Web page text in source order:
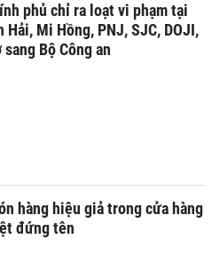
phủ chỉ ra loạt vi phạm tại
Hải, Mi Hồng, PNJ, SJC, DOJI,
Bộ Công an
hàng hiệu giả trong cửa hàng
đứng tên